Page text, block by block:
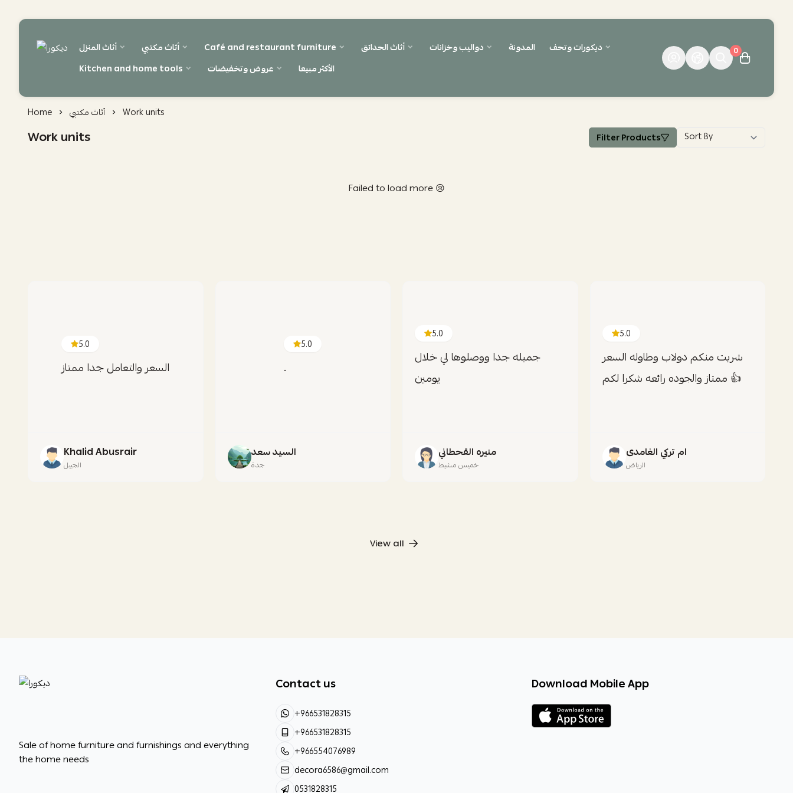
أثاث المنزل أثاث مكتبي Café and restaurant furniture أثاث الحدائق دواليب وخزانات المدونة
ديكورات وتحف
Kitchen and home tools
عروض وتخفيضات الأكثر مبيعا
0
Home أثاث مكتبي Work units
Work units Filter Products
Failed to load more 😢
5.0
السعر والتعامل جدا ممتاز
Khalid Abusrair
الجبيل
5.0
.
السيد سعد
جدة
5.0
جميله جدا ووصلوها لي خلال
يومين
منيره القحطاني
خميس مشيط
5.0
شريت منكم دولاب وطاوله السعر
ممتاز والجوده رائعه شكرا لكم 👍
ام تركي الغامدى
الرياض
View all
ديكورا
Sale of home furniture and furnishings and everything
the home needs
Contact us
+966531828315
+966531828315
+966554076989
decora6586@gmail.com
0531828315
Download Mobile App